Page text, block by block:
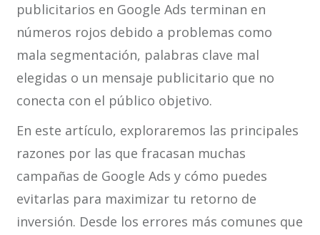
publicitarios en Google Ads terminan en
números rojos debido a problemas como
mala segmentación, palabras clave mal
elegidas o un mensaje publicitario que no
conecta con el público objetivo.
En este artículo, exploraremos las principales
razones por las que fracasan muchas
campañas de Google Ads y cómo puedes
evitarlas para maximizar tu retorno de
inversión. Desde los errores más comunes que